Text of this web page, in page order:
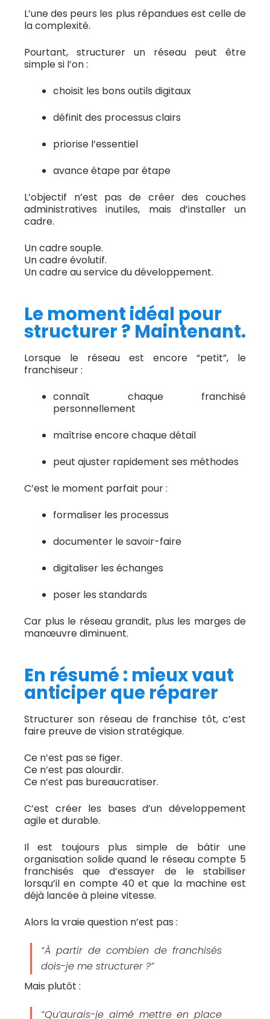
L’une des peurs les plus répandues est celle de
la complexité.
Pourtant, structurer un réseau peut être
simple si l’on :
choisit les bons outils digitaux
définit des processus clairs
priorise l’essentiel
avance étape par étape
L’objectif n’est pas de créer des couches
administratives inutiles, mais d’installer un
cadre.
Un cadre souple.
Un cadre évolutif.
Un cadre au service du développement.
Le moment idéal pour
structurer ? Maintenant.
Lorsque le réseau est encore “petit”, le
franchiseur :
connaît chaque franchisé
personnellement
maîtrise encore chaque détail
peut ajuster rapidement ses méthodes
C’est le moment parfait pour :
formaliser les processus
documenter le savoir-faire
digitaliser les échanges
poser les standards
Car plus le réseau grandit, plus les marges de
manœuvre diminuent.
En résumé : mieux vaut
anticiper que réparer
Structurer son réseau de franchise tôt, c’est
faire preuve de vision stratégique.
Ce n’est pas se figer.
Ce n’est pas alourdir.
Ce n’est pas bureaucratiser.
C’est créer les bases d’un développement
agile et durable.
Il est toujours plus simple de bâtir une
organisation solide quand le réseau compte 5
franchisés que d’essayer de le stabiliser
lorsqu’il en compte 40 et que la machine est
déjà lancée à pleine vitesse.
Alors la vraie question n’est pas :
“À partir de combien de franchisés
dois-je me structurer ?”
Mais plutôt :
“Qu’aurais-je aimé mettre en place